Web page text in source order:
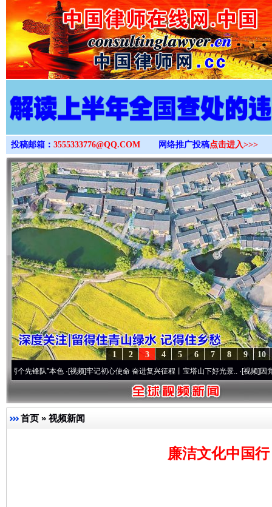
>
投稿邮箱： 3555333776@QQ.COM 网络推广投稿点击进入>>>
10
9
8
7
6
5
4
3
2
1
”本色·[视频]牢记初心使命 奋进复兴征程丨宝塔山下好光景..·[视频]因党而生 为党
首页 » 视频新闻
廉洁文化中国